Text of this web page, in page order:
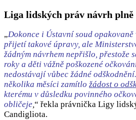
Liga lidských práv návrh
„Dokonce i Ústavní soud
přijetí takové úpravy, ale
žádným návrhem nepřišlo, přestože
roky a děti vážně poškozené
nedostávají vůbec žádné
několika měsíci zamítlo žádost o
kterému v důsledku povinného
obličeje,“ řekla právnička Ligy
Candigliota.